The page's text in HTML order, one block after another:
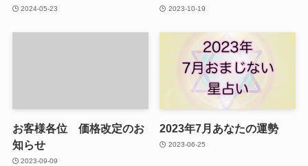
2024-05-23 2023-10-19
お客様各位 価格改定のお
知らせ
2023-09-09
2023年7月あなたの運勢
2023-06-25